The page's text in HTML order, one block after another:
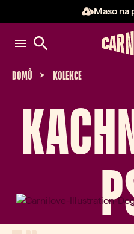
Maso na
DOMŮ KOLEKCE